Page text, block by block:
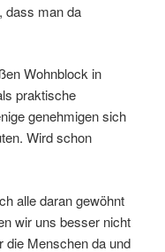
dass man da
Wohnblock in
praktische
genehmigen sich
Wird schon
alle daran gewöhnt
wir uns besser nicht
die Menschen da und